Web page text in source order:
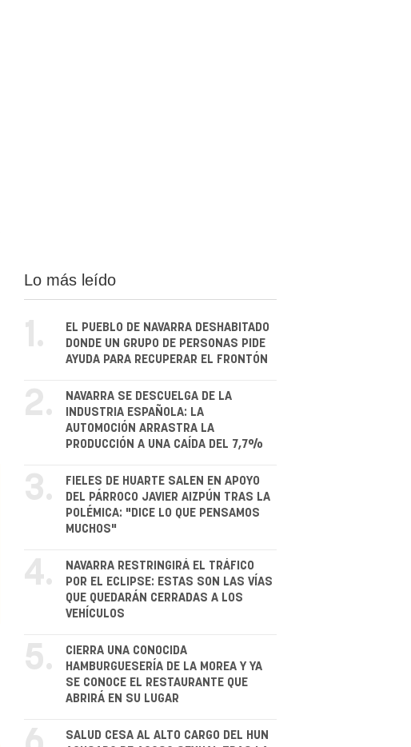
Lo más leído
1.
EL PUEBLO DE NAVARRA DESHABITADO
DONDE UN GRUPO DE PERSONAS PIDE
AYUDA PARA RECUPERAR EL FRONTÓN
2.
NAVARRA SE DESCUELGA DE LA
INDUSTRIA ESPAÑOLA: LA
AUTOMOCIÓN ARRASTRA LA
PRODUCCIÓN A UNA CAÍDA DEL 7,7%
3.
FIELES DE HUARTE SALEN EN APOYO
DEL PÁRROCO JAVIER AIZPÚN TRAS LA
POLÉMICA: "DICE LO QUE PENSAMOS
MUCHOS"
4.
NAVARRA RESTRINGIRÁ EL TRÁFICO
POR EL ECLIPSE: ESTAS SON LAS VÍAS
QUE QUEDARÁN CERRADAS A LOS
VEHÍCULOS
5.
CIERRA UNA CONOCIDA
HAMBURGUESERÍA DE LA MOREA Y YA
SE CONOCE EL RESTAURANTE QUE
ABRIRÁ EN SU LUGAR
SALUD CESA AL ALTO CARGO DEL HUN